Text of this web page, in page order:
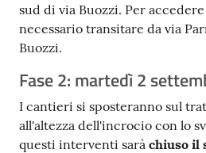
sud di via Buozzi. Per accedere
necessario transitare da via
Buozzi.
Fase 2: martedì 2
I cantieri si sposteranno sul
all'altezza dell'incrocio con lo
questi interventi sarà chiuso il